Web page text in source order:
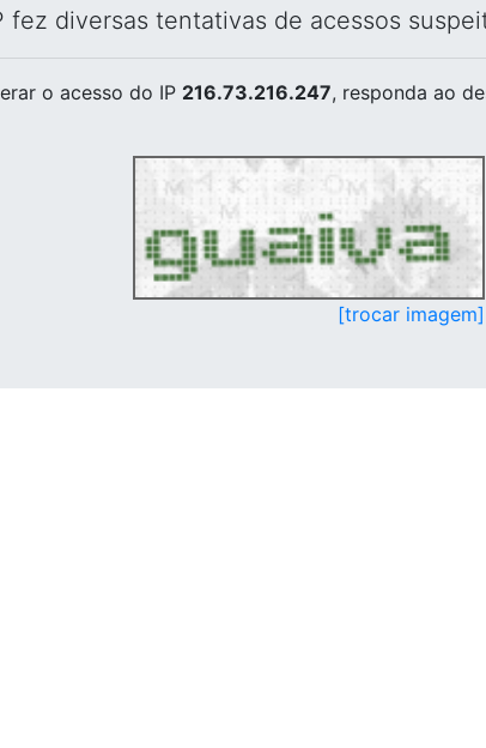
fez diversas tentativas de acessos
o acesso do IP 216.73.216.247, responda ao
[trocar imagem]